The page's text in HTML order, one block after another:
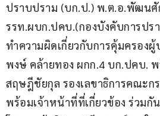
ปราบปราม (บก.ป.) พ.ต.อ.พัฒน
รรท.ผบก.ปคบ.(กองบังคับการปร
ทำความผิดเกี่ยวกับการคุ้มครอง
พงษ์ คล้ายทอง ผกก.4 บก.ปคบ.
สฤษฎีชัยกุล รองเลขาธิการคณะก
พร้อมเจ้าหน้าที่ที่เกี่ยวข้อง ร่วมกั